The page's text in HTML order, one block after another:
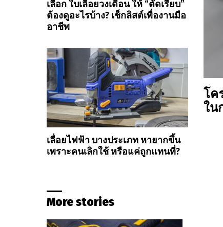
โค
ใน
เลือก ใบเลื่อยวงเดือน ให้ “ตัดเรียบ”
ต้องดูอะไรบ้าง? เช็กลิสต์เพื่องานมือ
อาชีพ
เลื่อยไฟฟ้า บางประเภท หายากขึ้น
เพราะคนเลิกใช้ หรือแค่ถูกแทนที่?
More stories